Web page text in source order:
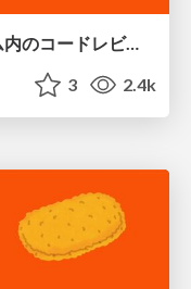
どうして手を動かすよりもチーム内のコードレビューを優先するべきなのか
3 2.4k